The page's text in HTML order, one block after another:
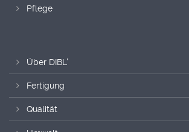
Pflege
Über DIBL'
Fertigung
Qualität